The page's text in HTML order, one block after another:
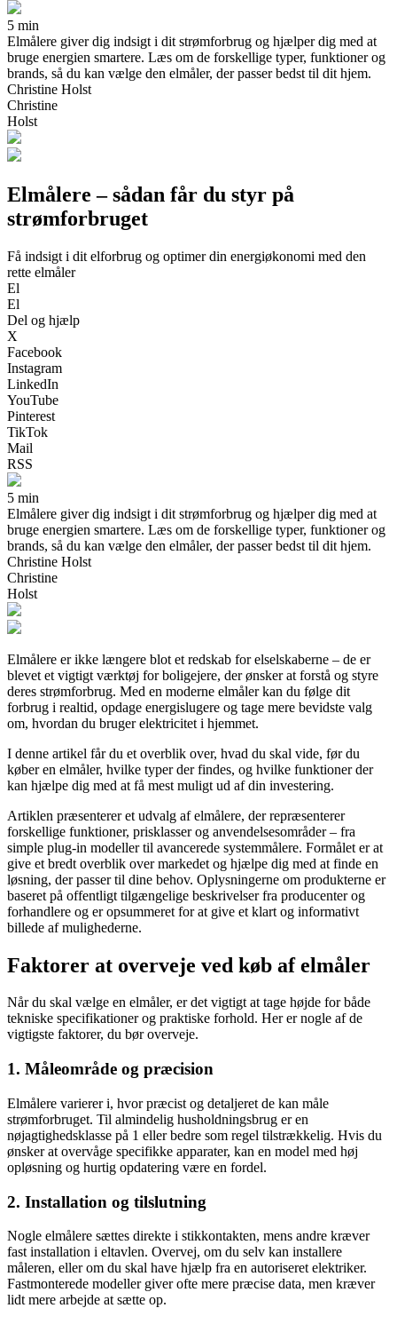
5 min
Elmålere giver dig indsigt i dit strømforbrug og hjælper dig med at
bruge energien smartere. Læs om de forskellige typer, funktioner og
brands, så du kan vælge den elmåler, der passer bedst til dit hjem.
Christine Holst
Christine
Holst
Elmålere – sådan får du styr på
strømforbruget
Få indsigt i dit elforbrug og optimer din energiøkonomi med den
rette elmåler
El
El
Del og hjælp
X
Facebook
Instagram
LinkedIn
YouTube
Pinterest
TikTok
Mail
RSS
5 min
Elmålere giver dig indsigt i dit strømforbrug og hjælper dig med at
bruge energien smartere. Læs om de forskellige typer, funktioner og
brands, så du kan vælge den elmåler, der passer bedst til dit hjem.
Christine Holst
Christine
Holst
Elmålere er ikke længere blot et redskab for elselskaberne – de er
blevet et vigtigt værktøj for boligejere, der ønsker at forstå og styre
deres strømforbrug. Med en moderne elmåler kan du følge dit
forbrug i realtid, opdage energislugere og tage mere bevidste valg
om, hvordan du bruger elektricitet i hjemmet.
I denne artikel får du et overblik over, hvad du skal vide, før du
køber en elmåler, hvilke typer der findes, og hvilke funktioner der
kan hjælpe dig med at få mest muligt ud af din investering.
Artiklen præsenterer et udvalg af elmålere, der repræsenterer
forskellige funktioner, prisklasser og anvendelsesområder – fra
simple plug-in modeller til avancerede systemmålere. Formålet er at
give et bredt overblik over markedet og hjælpe dig med at finde en
løsning, der passer til dine behov. Oplysningerne om produkterne er
baseret på offentligt tilgængelige beskrivelser fra producenter og
forhandlere og er opsummeret for at give et klart og informativt
billede af mulighederne.
Faktorer at overveje ved køb af elmåler
Når du skal vælge en elmåler, er det vigtigt at tage højde for både
tekniske specifikationer og praktiske forhold. Her er nogle af de
vigtigste faktorer, du bør overveje.
1. Måleområde og præcision
Elmålere varierer i, hvor præcist og detaljeret de kan måle
strømforbruget. Til almindelig husholdningsbrug er en
nøjagtighedsklasse på 1 eller bedre som regel tilstrækkelig. Hvis du
ønsker at overvåge specifikke apparater, kan en model med høj
opløsning og hurtig opdatering være en fordel.
2. Installation og tilslutning
Nogle elmålere sættes direkte i stikkontakten, mens andre kræver
fast installation i eltavlen. Overvej, om du selv kan installere
måleren, eller om du skal have hjælp fra en autoriseret elektriker.
Fastmonterede modeller giver ofte mere præcise data, men kræver
lidt mere arbejde at sætte op.